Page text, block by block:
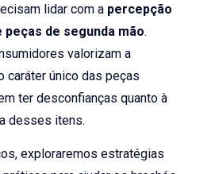
lidar com a percepção
de segunda mão.
valorizam a
caráter único das peças
ter desconfianças quanto à
desses itens.
exploraremos estratégias